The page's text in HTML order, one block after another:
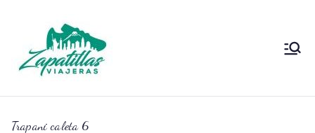
contenido
Viajeras
Trapani caleta 6